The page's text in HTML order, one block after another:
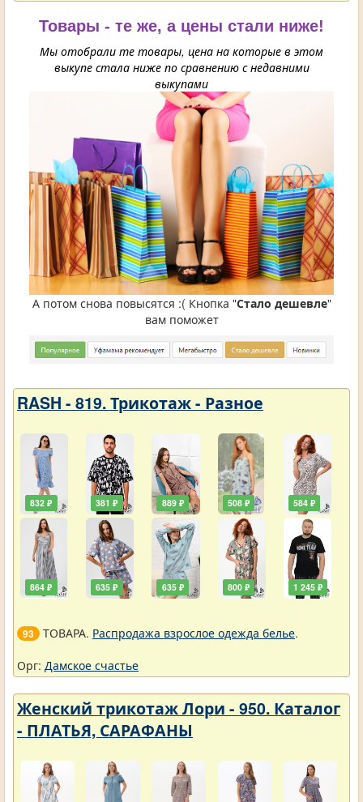
Товары - те же, а цены стали ниже!
Мы отобрали те товары, цена на которые в этом
выкупе стала ниже по сравнению с недавними
выкупами
А потом снова повысятся :( Кнопка "Стало дешевле"
вам поможет
RASH - 819. Трикотаж - Разное
832 ₽
864 ₽
381 ₽
635 ₽
889 ₽
635 ₽
508 ₽
800 ₽
584 ₽
1 245 ₽
93 ТОВАРА. Распродажа взрослое одежда белье.
Орг: Дамское счастье
Женский трикотаж Лори - 950. Каталог
- ПЛАТЬЯ, САРАФАНЫ